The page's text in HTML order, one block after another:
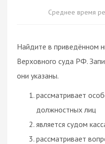
Среднее время
Найдите в приведённом
Верховного суда РФ.
они указаны.
рассматривает
должностных лиц
является судом
рассматривает